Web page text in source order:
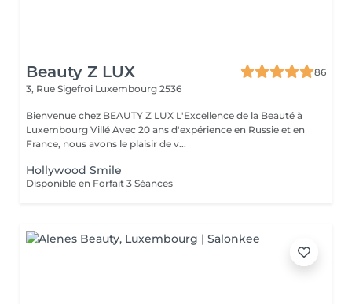
Beauty Z LUX
86
3, Rue Sigefroi Luxembourg 2536
Bienvenue chez BEAUTY Z LUX L'Excellence de la Beauté à
Luxembourg Villé Avec 20 ans d'expérience en Russie et en
France, nous avons le plaisir de v...
Hollywood Smile
Disponible en Forfait 3 Séances